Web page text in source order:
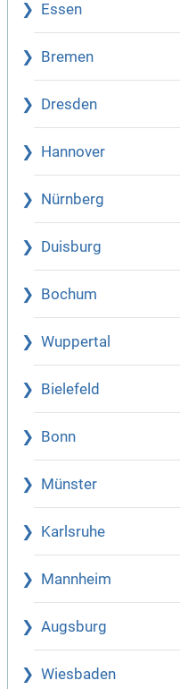
Essen
Bremen
Dresden
Hannover
Nürnberg
Duisburg
Bochum
Wuppertal
Bielefeld
Bonn
Münster
Karlsruhe
Mannheim
Augsburg
Wiesbaden